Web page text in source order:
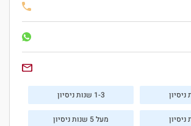
1-3 שנות ניסיון
מעל 5 שנות ניסיון
היי, אני סיגי
שלג'וב רסט.